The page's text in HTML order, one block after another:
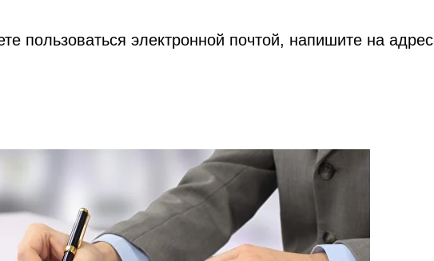
пользоваться электронной почтой, напишите на адрес